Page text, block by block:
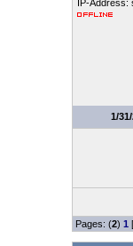
IP-Address:
1/
Pages: (2) 1